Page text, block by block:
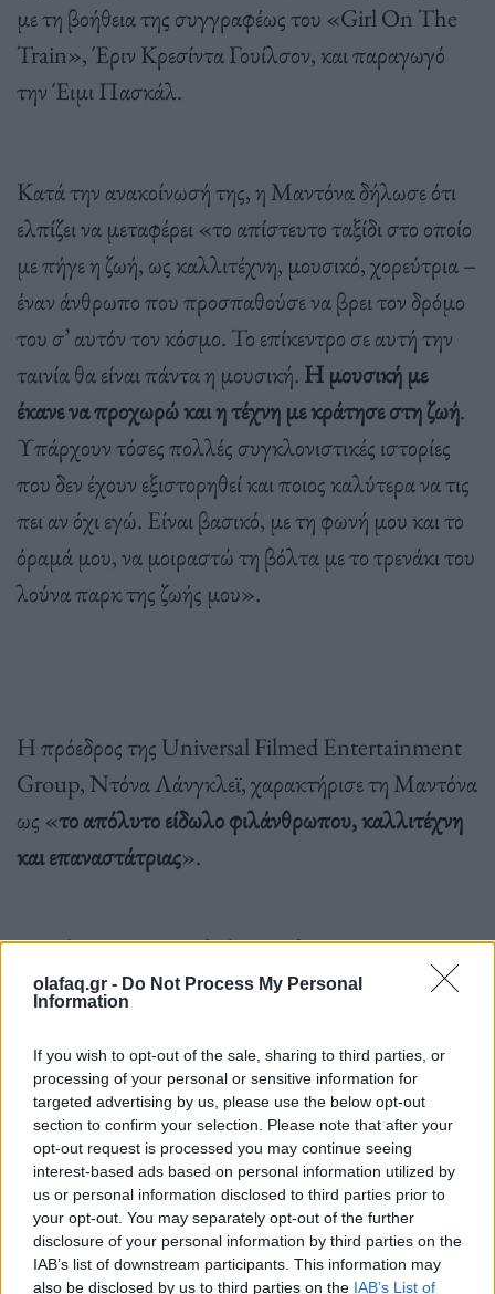
olafaq.gr - Do Not Process My Personal
Information
If you wish to opt-out of the sale, sharing to third parties, or
processing of your personal or sensitive information for
targeted advertising by us, please use the below opt-out
section to confirm your selection. Please note that after your
opt-out request is processed you may continue seeing
interest-based ads based on personal information utilized by
us or personal information disclosed to third parties prior to
your opt-out. You may separately opt-out of the further
disclosure of your personal information by third parties on the
IAB’s list of downstream participants. This information may
also be disclosed by us to third parties on the IAB’s List of
με τη βοήθεια της συγγραφέως του «Girl On The
Train», Έριν Κρεσίντα Γουίλσον, και παραγωγό
την Έιμι Πασκάλ.
Κατά την ανακοίνωσή της, η Μαντόνα δήλωσε ότι
ελπίζει να μεταφέρει «το απίστευτο ταξίδι στο οποίο
με πήγε η ζωή, ως καλλιτέχνη, μουσικό, χορεύτρια –
έναν άνθρωπο που προσπαθούσε να βρει τον δρόμο
του σ’ αυτόν τον κόσμο. Το επίκεντρο σε αυτή την
ταινία θα είναι πάντα η μουσική. Η μουσική με
έκανε να προχωρώ και η τέχνη με κράτησε στη ζωή.
Υπάρχουν τόσες πολλές συγκλονιστικές ιστορίες
που δεν έχουν εξιστορηθεί και ποιος καλύτερα να τις
πει αν όχι εγώ. Είναι βασικό, με τη φωνή μου και το
όραμά μου, να μοιραστώ τη βόλτα με το τρενάκι του
λούνα παρκ της ζωής μου».
Η πρόεδρος της Universal Filmed Entertainment
Group, Ντόνα Λάνγκλεϊ, χαρακτήρισε τη Μαντόνα
ως «το απόλυτο είδωλο φιλάνθρωπου, καλλιτέχνη
και επαναστάτριας».
Οι ρόλοι μουσικών ειδώλων σε βιογραφικές ταινίες
έχουν γίνει η γρήγορη οδός για την εκτόξευση της
Μπάσετ, Χοακίν Φίνιξ και Τζέιμι Φοξείδαν την
καριέρα τους να φτάνει σε νέα επίπεδα χάρη στις
μουσικές βιογραφίες.
ΑΠΕ-ΜΠΕ